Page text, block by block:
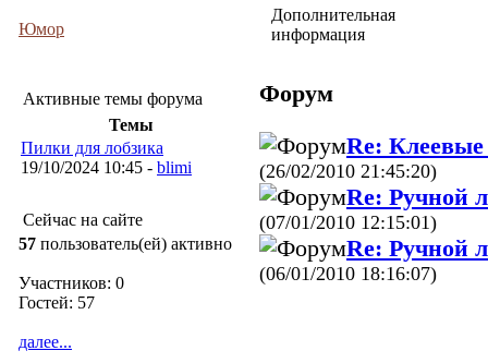
Юмор
Активные темы форума
Темы
Пилки для лобзика
19/10/2024 10:45 - blimi
Сейчас на сайте
57 пользователь(ей) активно
Участников: 0
Гостей: 57
далее...
Дополнительная
информация
Форум
Re:
(26/02/2010 21:45:20)
Re: Ручной
(07/01/2010 12:15:01)
Re: Ручной
(06/01/2010 18:16:07)